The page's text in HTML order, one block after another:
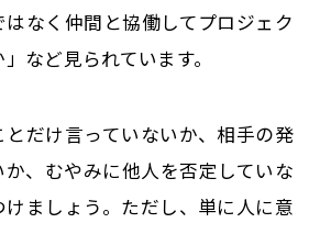
なく仲間と協働してプロジェク
など見られています。
とだけ言っていないか、相手の発
、むやみに他人を否定していな
ましょう。ただし、単に人に意